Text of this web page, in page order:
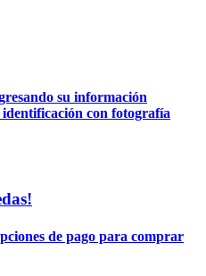
su información
con fotografía
de pago para comprar